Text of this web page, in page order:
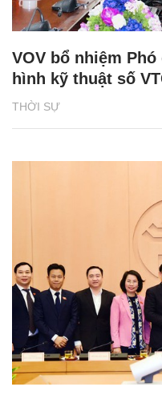
THỜI SỰ
VOV bổ nhiệm
hình kỹ thuật số